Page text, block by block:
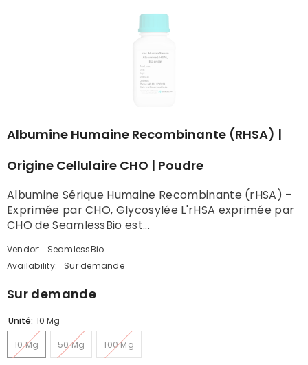
Albumine Humaine Recombinante (rHSA) |
Origine Cellulaire CHO | Poudre
Albumine Sérique Humaine Recombinante (rHSA) –
Exprimée par CHO, Glycosylée L'rHSA exprimée par
CHO de SeamlessBio est...
Vendor:
SeamlessBio
Availability:
Sur demande
Sur demande
Unité: 10 Mg
10 Mg 50 Mg 100 Mg